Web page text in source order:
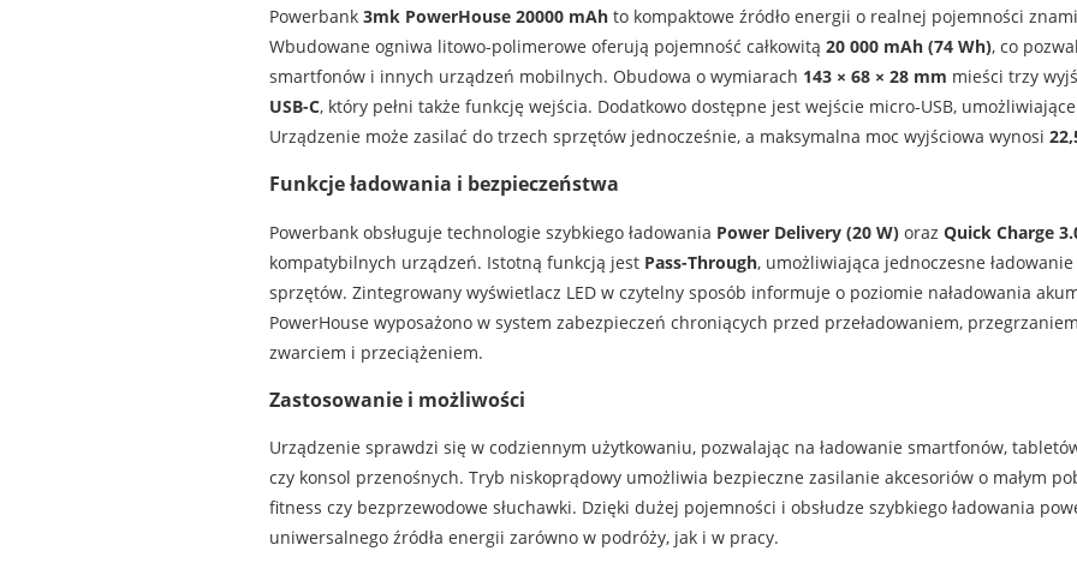
Powerbank 3mk PowerHouse 20000 mAhto kompaktowe źródło energii o realnej pojemności
Wbudowane ogniwa litowo-polimerowe oferują pojemność całkowitą 20 000 mAh (74 Wh), co
smartfonów i innych urządzeń mobilnych. Obudowa o wymiarach 143 × 68 × 28 mm mieści trzy
USB-C, który pełni także funkcję wejścia. Dodatkowo dostępne jest wejście micro-USB,
Urządzenie może zasilać do trzech sprzętów jednocześnie, a maksymalna moc wyjściowa wynosi
Funkcje ładowania i bezpieczeństwa
Powerbank obsługuje technologie szybkiego ładowania Power Delivery (20 W)oraz Quick Charge
kompatybilnych urządzeń. Istotną funkcją jest Pass-Through, umożliwiająca jednoczesne
sprzętów. Zintegrowany wyświetlacz LED w czytelny sposób informuje o poziomie naładowania
PowerHouse wyposażono w system zabezpieczeń chroniących przed przeładowaniem,
zwarciem i przeciążeniem.
Zastosowanie i możliwości
Urządzenie sprawdzi się w codziennym użytkowaniu, pozwalając na ładowanie smartfonów,
czy konsol przenośnych. Tryb niskoprądowy umożliwia bezpieczne zasilanie akcesoriów o małym
fitness czy bezprzewodowe słuchawki. Dzięki dużej pojemności i obsłudze szybkiego ładowania
uniwersalnego źródła energii zarówno w podróży, jak i w pracy.